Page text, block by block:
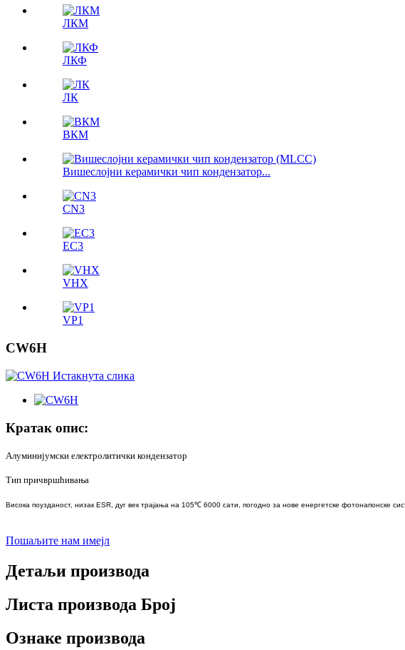
ЛКМ
ЛКФ
ЛК
ВКМ
Вишеслојни керамички чип кондензатор...
CN3
ЕС3
VHX
VP1
CW6H
Кратак опис:
Алуминијумски електролитички кондензатор
Тип причвршћивања
Висока поузданост, низак ESR, дуг век трајања на 105℃ 6000 сати, погодно за нове енергетске фотонапонске
Пошаљите нам имејл
Детаљи производа
Листа производа Број
Ознаке производа